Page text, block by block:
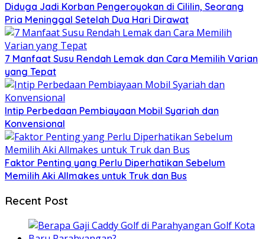
Diduga Jadi Korban Pengeroyokan di Cililin, Seorang
Pria Meninggal Setelah Dua Hari Dirawat
7 Manfaat Susu Rendah Lemak dan Cara Memilih Varian
yang Tepat
Intip Perbedaan Pembiayaan Mobil Syariah dan
Konvensional
Faktor Penting yang Perlu Diperhatikan Sebelum
Memilih Aki Allmakes untuk Truk dan Bus
Recent Post